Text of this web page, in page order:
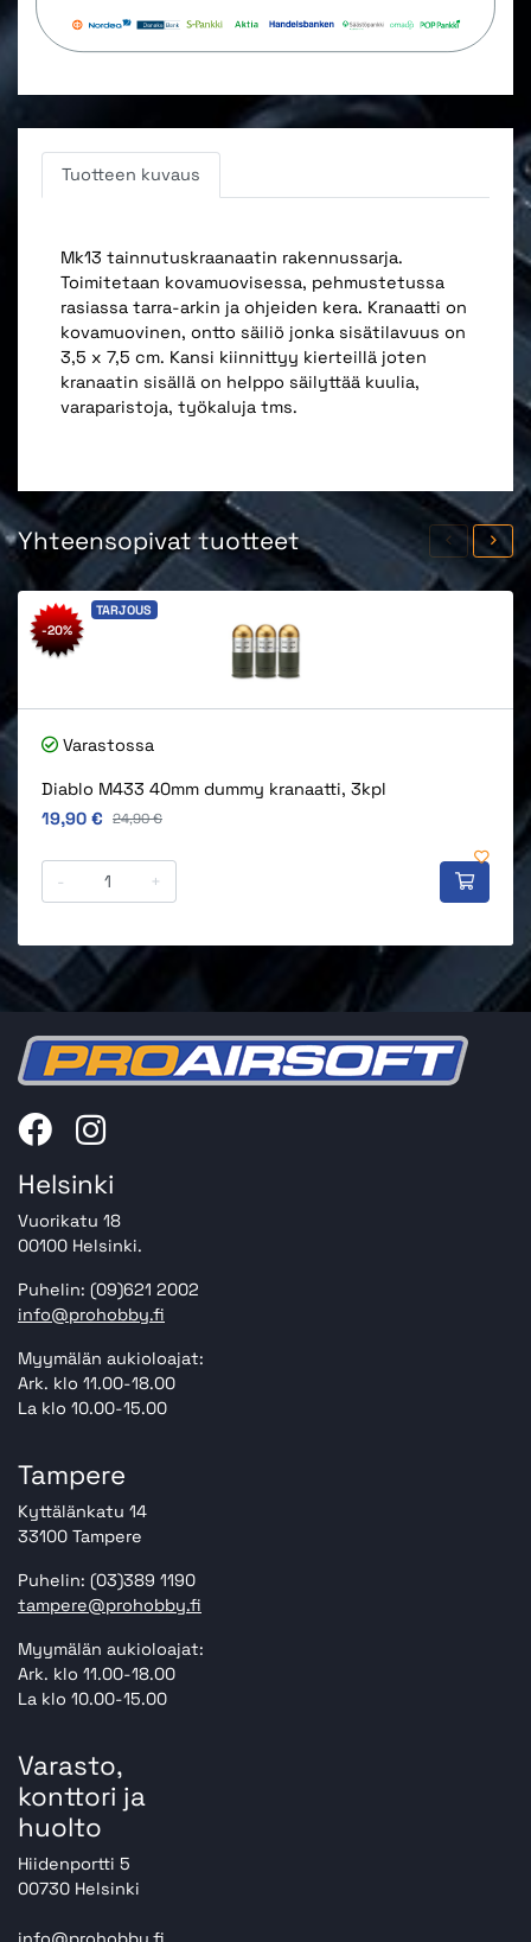
Tuotteen kuvaus
Mk13 tainnutuskraanaatin rakennussarja.
Toimitetaan kovamuovisessa, pehmustetussa
rasiassa tarra-arkin ja ohjeiden kera. Kranaatti on
kovamuovinen, ontto säiliö jonka sisätilavuus on
3,5 x 7,5 cm. Kansi kiinnittyy kierteillä joten
kranaatin sisällä on helppo säilyttää kuulia,
varaparistoja, työkaluja tms.
Yhteensopivat tuotteet
-20%
TARJOUS
Varastossa
Diablo M433 40mm dummy kranaatti, 3kpl
Alkuperäinen hinta
19,90 € Alkuperäinen hinta
24,90 €
- +
Helsinki
Vuorikatu 18
00100 Helsinki.
Puhelin: (09)621 2002
info@prohobby.fi
Myymälän aukioloajat:
Ark. klo 11.00-18.00
La klo 10.00-15.00
Tampere
Kyttälänkatu 14
33100 Tampere
Puhelin: (03)389 1190
tampere@prohobby.fi
Myymälän aukioloajat:
Ark. klo 11.00-18.00
La klo 10.00-15.00
Varasto,
konttori ja
huolto
Hiidenportti 5
00730 Helsinki